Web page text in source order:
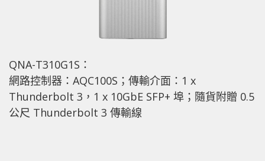
QNA-T310G1S：
網路控制器：AQC100S；傳輸介面：1 x
Thunderbolt 3，1 x 10GbE SFP+ 埠；隨貨附贈 0.5
公尺 Thunderbolt 3 傳輸線